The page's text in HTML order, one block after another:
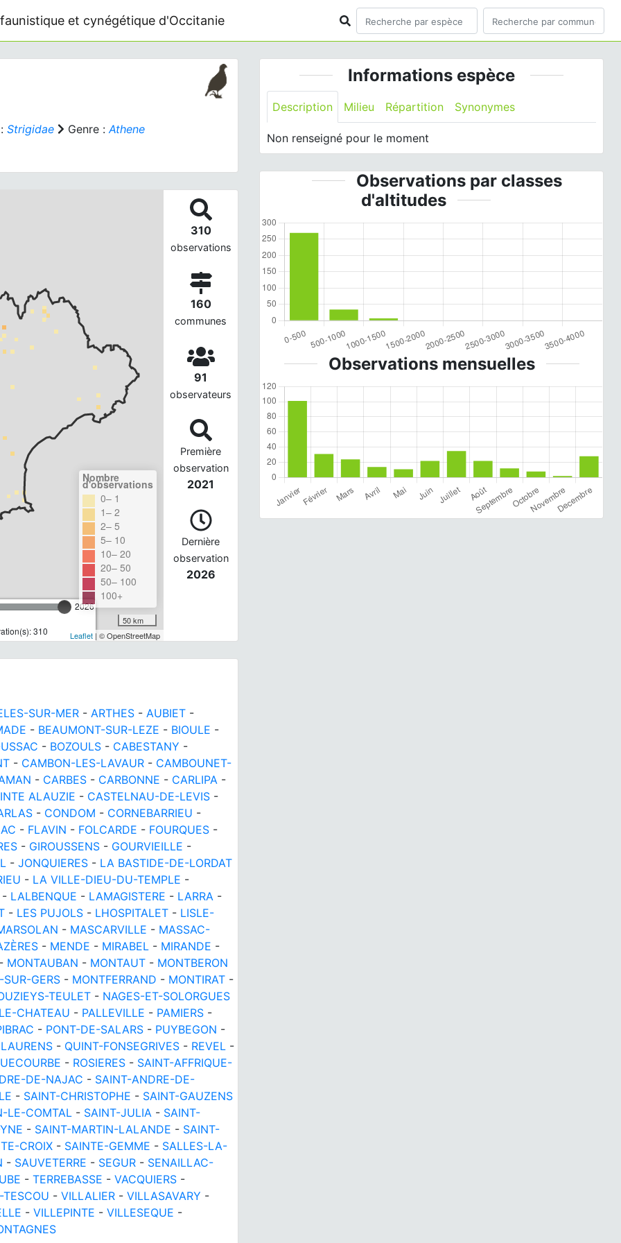
et cynégétique d'Occitanie
Strigidae Genre :Athene
2026
310
Nombre
d'observations
0– 1
1– 2
2– 5
5– 10
10– 20
20– 50
50– 100
100+
50 km
Leaflet| © OpenStreetMap
310
observations
160
communes
91
observateurs
Première
observation
2021
Dernière
observation
2026
SUR-MER - ARTHES - AUBIET -
- BEAUMONT-SUR-LEZE - BIOULE -
- BOZOULS - CABESTANY -
- CAMBON-LES-LAVAUR - CAMBOUNET-
- CARBES - CARBONNE - CARLIPA -
ALAUZIE - CASTELNAU-DE-LEVIS -
- CONDOM - CORNEBARRIEU -
- FLAVIN - FOLCARDE - FOURQUES -
- GIROUSSENS - GOURVIEILLE -
- JONQUIERES - LA BASTIDE-DE-LORDAT
- LA VILLE-DIEU-DU-TEMPLE -
LALBENQUE - LAMAGISTERE - LARRA -
- LES PUJOLS - LHOSPITALET - LISLE-
- MASCARVILLE - MASSAC-
- MENDE - MIRABEL - MIRANDE -
MONTAUBAN - MONTAUT - MONTBERON
GERS - MONTFERRAND - MONTIRAT -
TEULET - NAGES-ET-SOLORGUES
CHATEAU - PALLEVILLE - PAMIERS -
- PONT-DE-SALARS - PUYBEGON -
- QUINT-FONSEGRIVES - REVEL -
- ROSIERES - SAINT-AFFRIQUE-
DE-NAJAC - SAINT-ANDRE-DE-
- SAINT-CHRISTOPHE - SAINT-GAUZENS
LE-COMTAL - SAINT-JULIA - SAINT-
- SAINT-MARTIN-LALANDE - SAINT-
CROIX - SAINTE-GEMME - SALLES-LA-
- SAUVETERRE - SEGUR - SENAILLAC-
- TERREBASSE - VACQUIERS -
- VILLALIER - VILLASAVARY -
- VILLEPINTE - VILLESEQUE -
Informations espèce
Description Milieu Répartition Synonymes
Non renseigné pour le moment
Observations par classes
d'altitudes
Observations mensuelles